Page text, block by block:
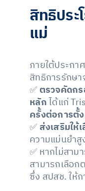
สิทธิปร
แม่
ภายใต้ประก
สิทธิการรักษา
✅ตรวจคัดก
หลักได้แก่
ครั้งต่อการตั้
✅ ส่งเสริมให้
ความแม่นยำ
✅ หากไม่สาม
สามารถเลือก
ซึ่ง สปสช. ให้